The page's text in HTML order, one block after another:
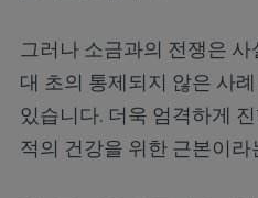
그러나 소금과의 전쟁은
대 초의 통제되지 않은 사
있습니다. 더욱 엄격하게
적의 건강을 위한 근본이